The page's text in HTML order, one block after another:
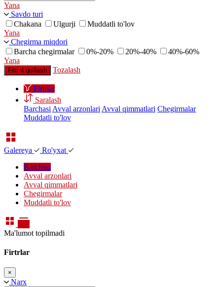
Yana
Savdo turi
Chakana
Ulgurji
Muddatli to'lov
Yana
Chegirma miqdori
Barcha chegirmalar
0%-20% 20%-40%
40%-60%
Yana
Filtrni qo'llash Tozalash
Firtrlar
Saralash
Barchasi Avval arzonlari Avval qimmatlari Chegirmalar
Muddatli to'lov
Galereya
Ro'yxat
Barchasi
Avval arzonlari
Avval qimmatlari
Chegirmalar
Muddatli to'lov
Ma'lumot topilmadi
Firtrlar
×
Narx